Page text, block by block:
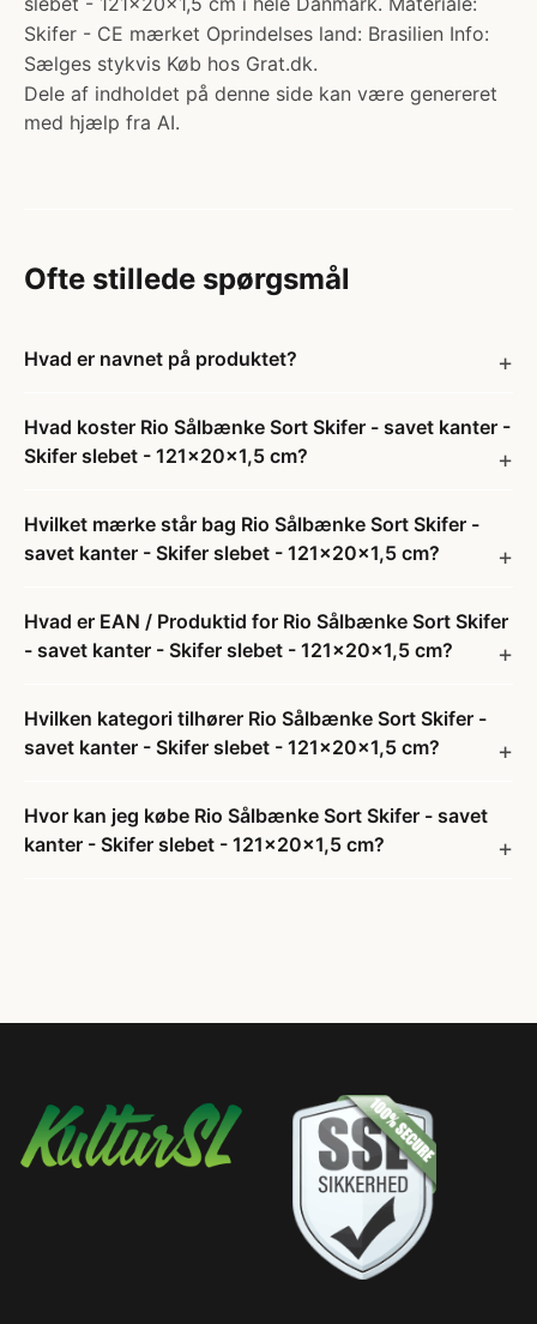
Skifer - CE mærket Oprindelses land: Brasilien Info:
Sælges stykvis Køb hos Grat.dk.
Dele af indholdet på denne side kan være genereret
med hjælp fra AI.
Ofte stillede spørgsmål
Hvad er navnet på produktet?
Hvad koster Rio Sålbænke Sort Skifer - savet kanter -
Skifer slebet - 121x20x1,5 cm?
Hvilket mærke står bag Rio Sålbænke Sort Skifer -
savet kanter - Skifer slebet - 121x20x1,5 cm?
Hvad er EAN / Produktid for Rio Sålbænke Sort Skifer
- savet kanter - Skifer slebet - 121x20x1,5 cm?
Hvilken kategori tilhører Rio Sålbænke Sort Skifer -
savet kanter - Skifer slebet - 121x20x1,5 cm?
Hvor kan jeg købe Rio Sålbænke Sort Skifer - savet
kanter - Skifer slebet - 121x20x1,5 cm?